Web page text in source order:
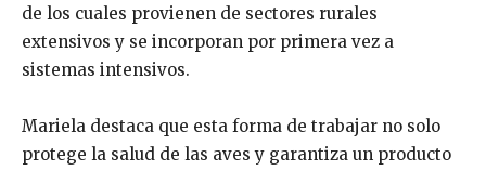
de los cuales provienen de sectores rurales
extensivos y se incorporan por primera vez a
sistemas intensivos.
Mariela destaca que esta forma de trabajar no solo
protege la salud de las aves y garantiza un producto